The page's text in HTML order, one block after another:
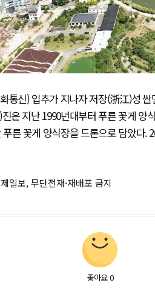
통신) 입추가 지나자 저장(浙江)성
은 지난 1990년대부터 푸른 꽃게 양
른 꽃게 양식장을 드론으로 담았다.
보, 무단전재·재배포 금지
좋아요 0